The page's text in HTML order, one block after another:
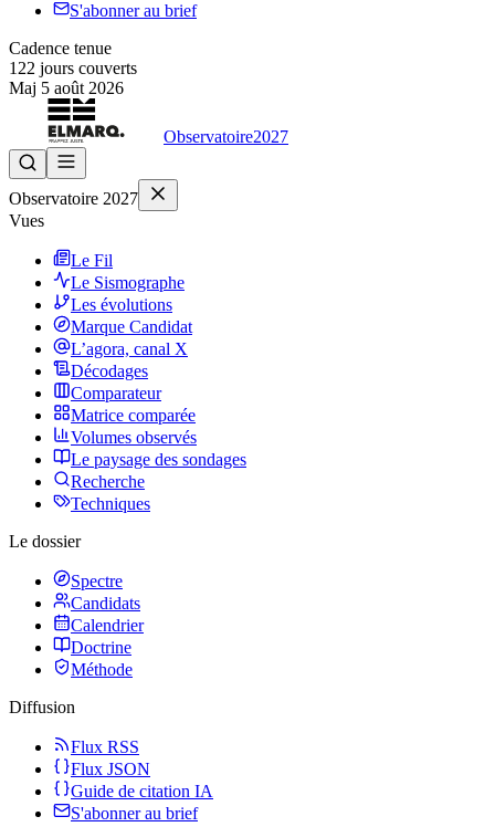
S'abonner au brief
Cadence tenue
122 jours couverts
Maj 5 août 2026
Observatoire2027
Observatoire 2027
Vues
Le Fil
Le Sismographe
Les évolutions
Marque Candidat
L’agora, canal X
Décodages
Comparateur
Matrice comparée
Volumes observés
Le paysage des sondages
Recherche
Techniques
Le dossier
Spectre
Candidats
Calendrier
Doctrine
Méthode
Diffusion
Flux RSS
Flux JSON
Guide de citation IA
S'abonner au brief